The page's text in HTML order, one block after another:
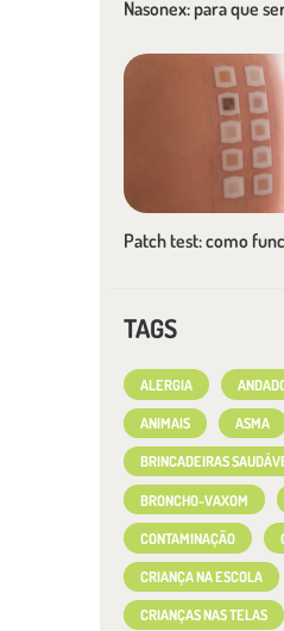
Nasonex: para que
Patch test: como
TAGS
ALERGIA
ANIMAIS ASMA
BRINCADEIRAS
BRONCHO-VAXOM
CONTAMINAÇÃO
CRIANÇA NA ESCOLA
CRIANÇAS NAS TELAS